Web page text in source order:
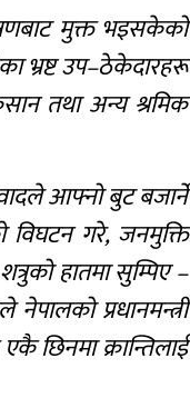
मुक्त भइसकेको
भ्रष्ट उप–ठेकेदारहरू
तथा अन्य श्रमिक
आफ्नो बुट बजार्ने
विघटन गरे, जनमुक्ति
हातमा सुम्पिए –
प्रधानमन्त्री
छिनमा क्रान्तिलाई